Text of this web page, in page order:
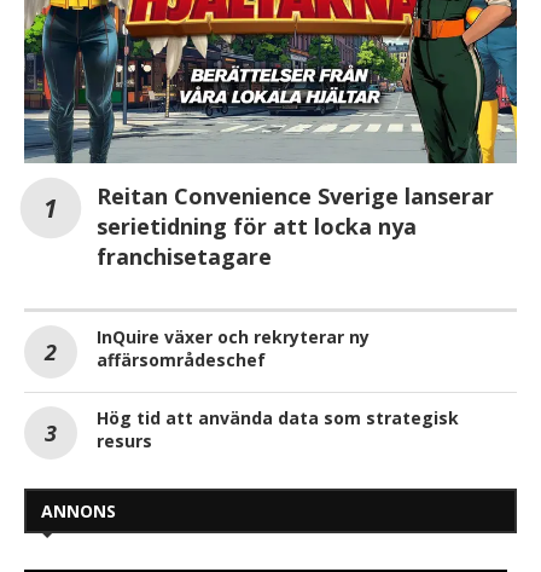
Reitan Convenience Sverige lanserar
serietidning för att locka nya
franchisetagare
InQuire växer och rekryterar ny
affärsområdeschef
Hög tid att använda data som strategisk
resurs
ANNONS